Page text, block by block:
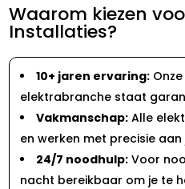
Waarom kiezen
Installaties?
10+ jaren ervaring:
elektrabranche staat
Vakmanschap: Alle
en werken met precisie
24/7 noodhulp: Voor
nacht bereikbaar om je te